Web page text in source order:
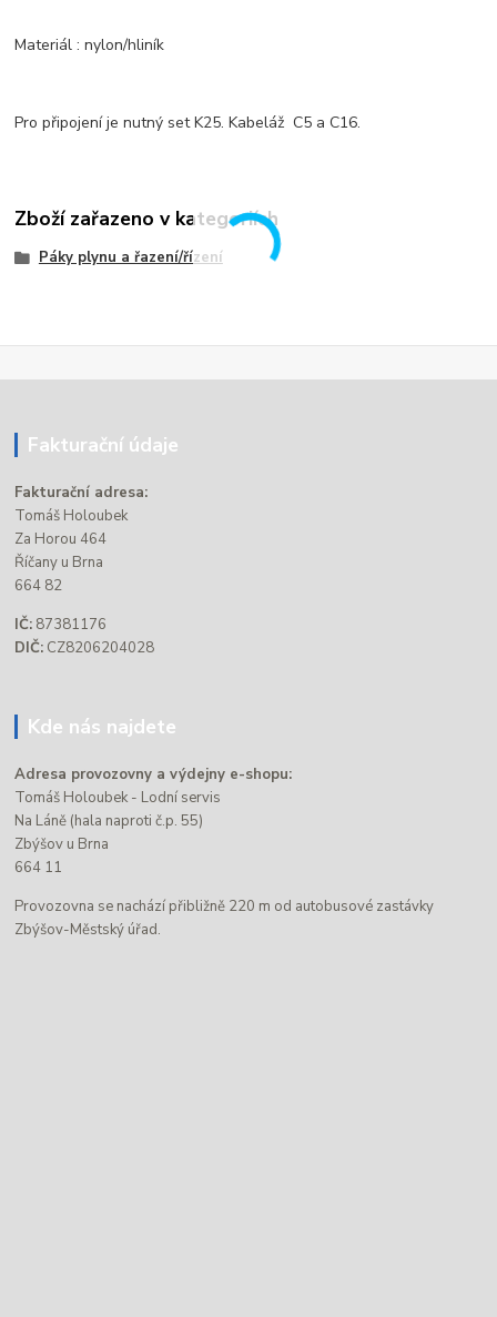
Materiál : nylon/hliník
Pro připojení je nutný set K25. Kabeláž C5 a C16.
Zboží zařazeno v kategoriích
Páky plynu a řazení/řízení
Fakturační údaje
Fakturační adresa:
Tomáš Holoubek
Za Horou 464
Říčany u Brna
664 82
IČ: 87381176
DIČ: CZ8206204028
Kde nás najdete
Adresa provozovny a výdejny e-shopu:
Tomáš Holoubek - Lodní servis
Na Láně (hala naproti č.p. 55)
Zbýšov u Brna
664 11
Provozovna se nachází přibližně 220 m od autobusové zastávky
Zbýšov-Městský úřad.